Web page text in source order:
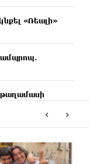
«Ռեալի»
թաղամասի
կրակն
տիրող
‹ ›